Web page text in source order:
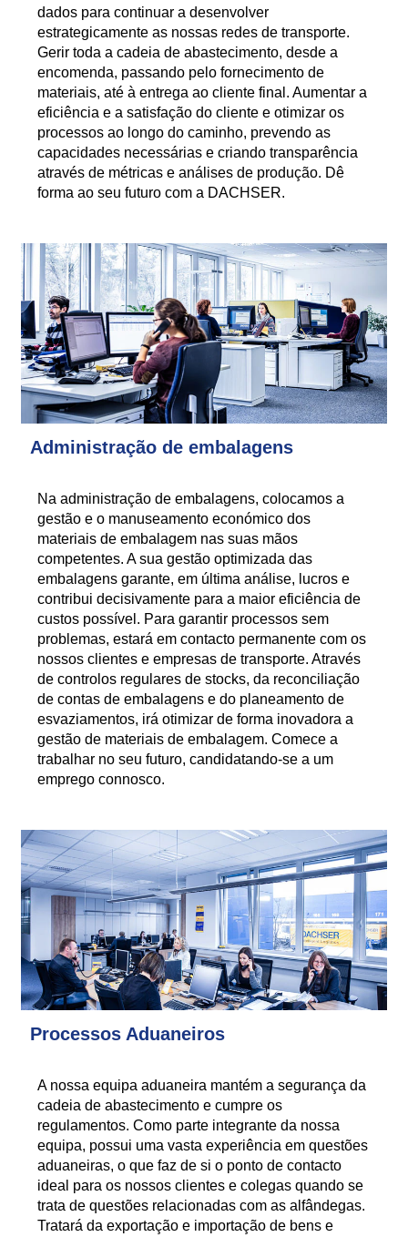
dados para continuar a desenvolver
estrategicamente as nossas redes de transporte.
Gerir toda a cadeia de abastecimento, desde a
encomenda, passando pelo fornecimento de
materiais, até à entrega ao cliente final. Aumentar a
eficiência e a satisfação do cliente e otimizar os
processos ao longo do caminho, prevendo as
capacidades necessárias e criando transparência
através de métricas e análises de produção. Dê
forma ao seu futuro com a DACHSER.
Administração de embalagens
Na administração de embalagens, colocamos a
gestão e o manuseamento económico dos
materiais de embalagem nas suas mãos
competentes. A sua gestão optimizada das
embalagens garante, em última análise, lucros e
contribui decisivamente para a maior eficiência de
custos possível. Para garantir processos sem
problemas, estará em contacto permanente com os
nossos clientes e empresas de transporte. Através
de controlos regulares de stocks, da reconciliação
de contas de embalagens e do planeamento de
esvaziamentos, irá otimizar de forma inovadora a
gestão de materiais de embalagem. Comece a
trabalhar no seu futuro, candidatando-se a um
emprego connosco.
Processos Aduaneiros
A nossa equipa aduaneira mantém a segurança da
cadeia de abastecimento e cumpre os
regulamentos. Como parte integrante da nossa
equipa, possui uma vasta experiência em questões
aduaneiras, o que faz de si o ponto de contacto
ideal para os nossos clientes e colegas quando se
trata de questões relacionadas com as alfândegas.
Tratará da exportação e importação de bens e